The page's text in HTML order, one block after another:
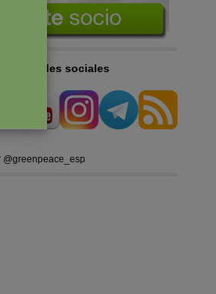
las redes sociales
@greenpeace_esp